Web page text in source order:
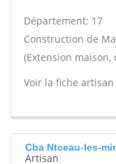
Département: 17
Construction de
(Extension maison,
Voir la fiche artisan
Cba Ntceau-les-
Artisan